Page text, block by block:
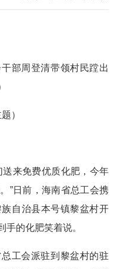
部周登清带领村民蹚出
）
来免费优质化肥，今年
”日前，海南省总工会携
自治县本号镇黎盆村开
手的化肥笑着说。
工会派驻到黎盆村的驻